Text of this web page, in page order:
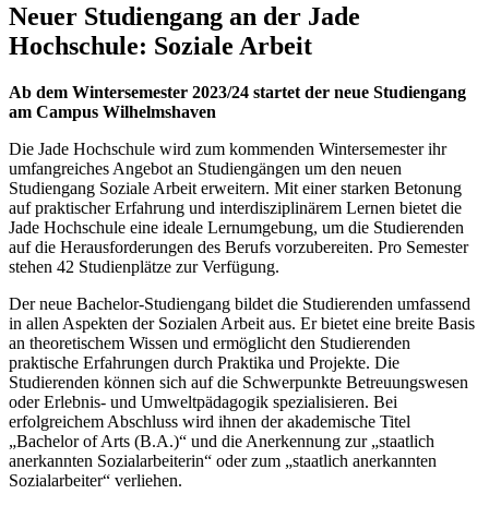
Neuer Studiengang an der Jade
Hochschule: Soziale Arbeit
Ab dem Wintersemester 2023/24 startet der neue Studiengang
am Campus Wilhelmshaven
Die Jade Hochschule wird zum kommenden Wintersemester ihr
umfangreiches Angebot an Studiengängen um den neuen
Studiengang Soziale Arbeit erweitern. Mit einer starken Betonung
auf praktischer Erfahrung und interdisziplinärem Lernen bietet die
Jade Hochschule eine ideale Lernumgebung, um die Studierenden
auf die Herausforderungen des Berufs vorzubereiten. Pro Semester
stehen 42 Studienplätze zur Verfügung.
Der neue Bachelor-Studiengang bildet die Studierenden umfassend
in allen Aspekten der Sozialen Arbeit aus. Er bietet eine breite Basis
an theoretischem Wissen und ermöglicht den Studierenden
praktische Erfahrungen durch Praktika und Projekte. Die
Studierenden können sich auf die Schwerpunkte Betreuungswesen
oder Erlebnis- und Umweltpädagogik spezialisieren. Bei
erfolgreichem Abschluss wird ihnen der akademische Titel
„Bachelor of Arts (B.A.)“ und die Anerkennung zur „staatlich
anerkannten Sozialarbeiterin“ oder zum „staatlich anerkannten
Sozialarbeiter“ verliehen.